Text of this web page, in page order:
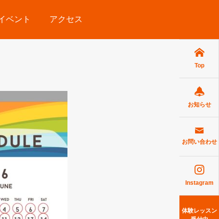
ベント アクセス
Top
お知らせ
お問い合わせ
Instagram
体験レッスン